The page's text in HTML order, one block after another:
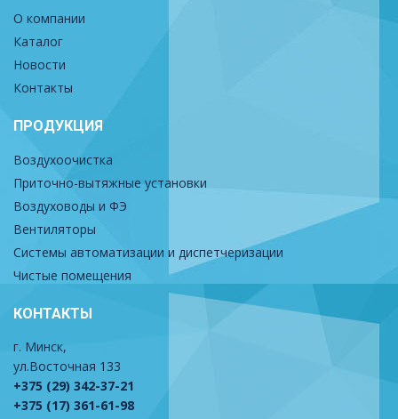
О компании
Каталог
Новости
Контакты
ПРОДУКЦИЯ
Воздухоочистка
Приточно-вытяжные установки
Воздуховоды и ФЭ
Вентиляторы
Системы автоматизации и диспетчеризации
Чистые помещения
КОНТАКТЫ
г. Минск,
ул.Восточная 133
+375 (29) 342-37-21
+375 (17) 361-61-98